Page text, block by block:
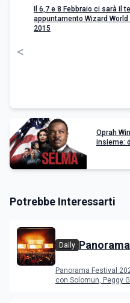
<
Il 6,7 e 8 Febbraio ci sarà il
appuntamento Wizard World
2015
Oprah
insieme:
Potrebbe Interessarti
Daily
Panorama Festival
con Solomun, Peggy